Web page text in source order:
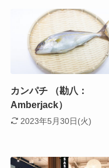
カンパチ （勘八：
Amberjack）
2023年5月30日(火)